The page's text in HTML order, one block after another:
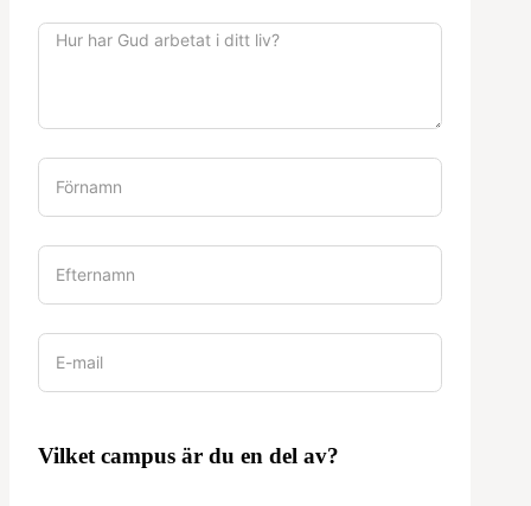
Vilket campus är du en del av?